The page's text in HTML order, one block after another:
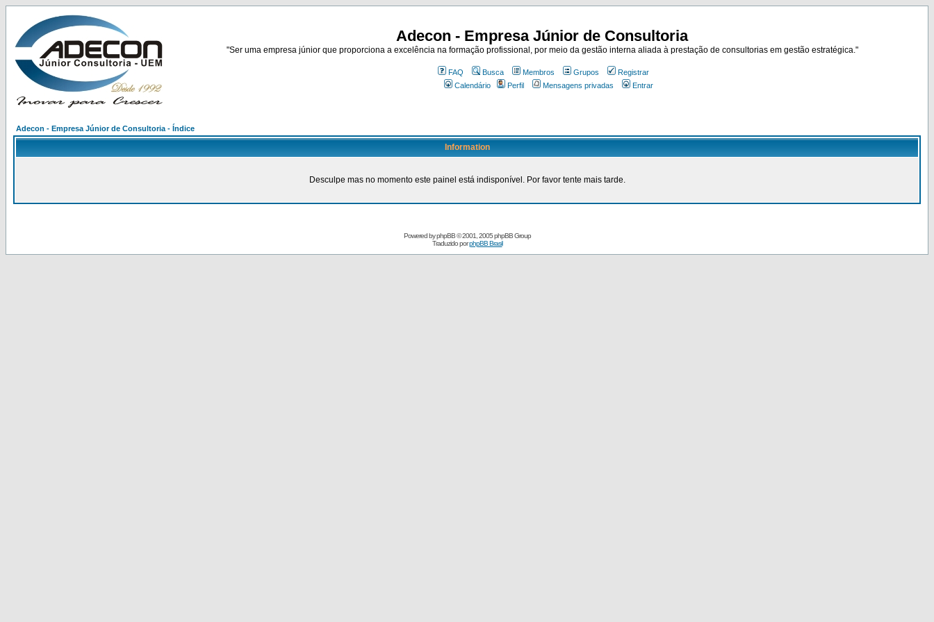
Adecon - Empresa Júnior de Consultoria
"Ser uma empresa júnior que proporciona a excelência na formação profissional, por meio da gestão interna aliada à prestação de consultorias em gestão estratégica."
FAQ Busca Membros Grupos
Registrar
Calendário
Perfil Mensagens privadas Entrar
Adecon - Empresa Júnior de Consultoria - Índice
Information
Desculpe mas no momento este painel está indisponível. Por favor tente mais tarde.
Powered byphpBB© 2001, 2005 phpBB Group
Traduzido porphpBB Brasil